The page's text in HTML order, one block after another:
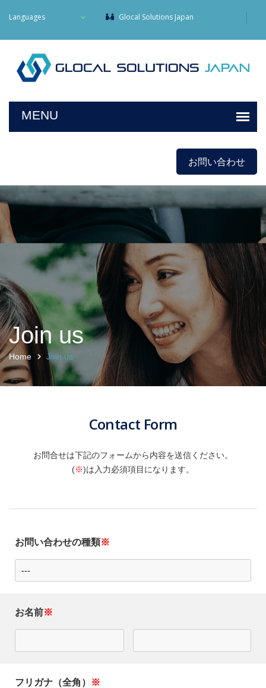
Languages Glocal Solutions Japan
お問い合わせ
Join us
Home Join us
Contact Form
お問合せは下記のフォームから内容を送信ください。
(※)は入力必須項目になります。
お問い合わせの種類※
お名前※
フリガナ（全⾓） ※